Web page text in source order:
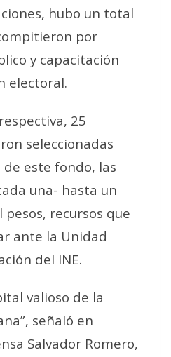
hubo un total
por
y capacitación
electoral.
25
seleccionadas
este fondo, las
una- hasta un
recursos que
ante la Unidad
del INE.
valioso de la
señaló en
Salvador Romero,